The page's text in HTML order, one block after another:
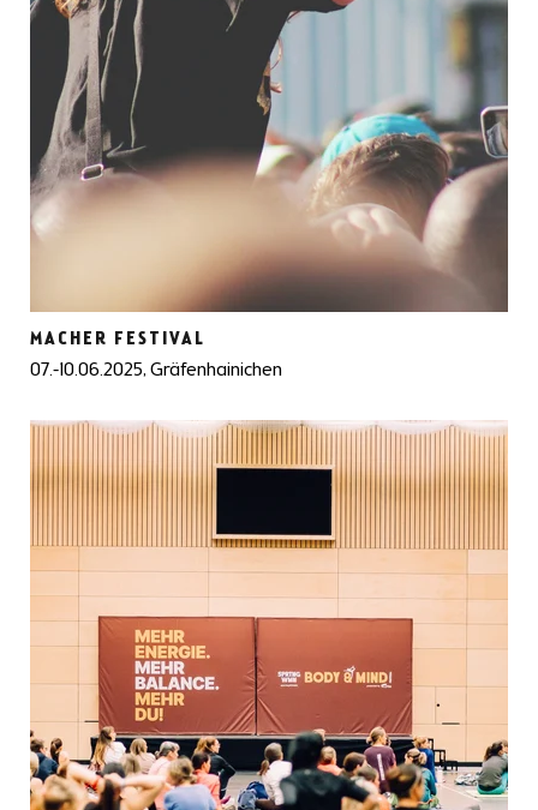
MACHER FESTIVAL
07.-10.06.2025, Gräfenhainichen